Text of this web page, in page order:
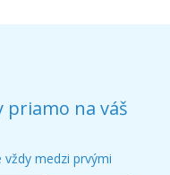
priamo na váš
medzi prvými